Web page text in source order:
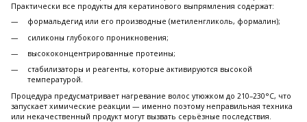
Практически все продукты для кератинового выпрямления содержат:
формальдегид или его производные (метиленгликоль, формалин);
силиконы глубокого проникновения;
высококонцентрированные протеины;
стабилизаторы и реагенты, которые активируются высокой
температурой.
Процедура предусматривает нагревание волос утюжком до 210–230°C, что
запускает химические реакции — именно поэтому неправильная техника
или некачественный продукт могут вызвать серьёзные последствия.